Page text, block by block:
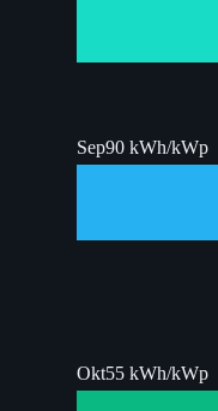
Sep90 kWh/kWp
Okt55 kWh/kWp